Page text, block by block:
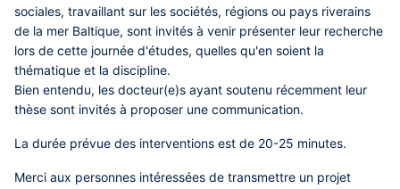
sociales, travaillant sur les sociétés, régions ou pays riverains
de la mer Baltique, sont invités à venir présenter leur recherche
lors de cette journée d'études, quelles qu'en soient la
thématique et la discipline.
Bien entendu, les docteur(e)s ayant soutenu récemment leur
thèse sont invités à proposer une communication.
La durée prévue des interventions est de 20-25 minutes.
Merci aux personnes intéressées de transmettre un projet